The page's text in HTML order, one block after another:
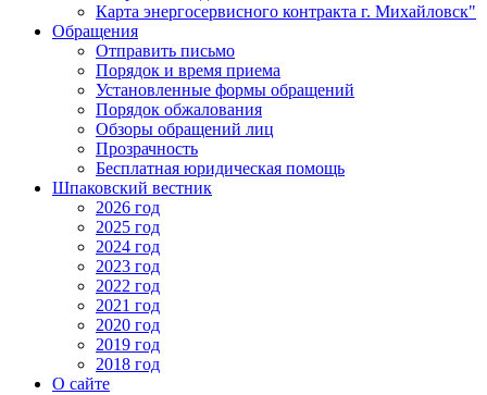
Карта энергосервисного контракта г. Михайловск"
Обращения
Отправить письмо
Порядок и время приема
Установленные формы обращений
Порядок обжалования
Обзоры обращений лиц
Прозрачность
Бесплатная юридическая помощь
Шпаковский вестник
2026 год
2025 год
2024 год
2023 год
2022 год
2021 год
2020 год
2019 год
2018 год
О сайте